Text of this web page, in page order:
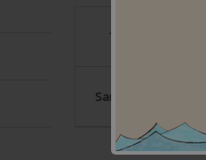
Típus
Sanstrap öv